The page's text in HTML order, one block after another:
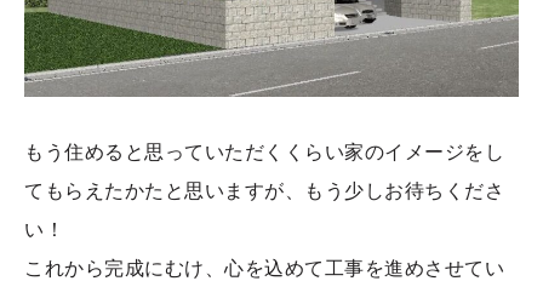
もう住めると思っていただくくらい家のイメージをし
てもらえたかたと思いますが、もう少しお待ちくださ
い！
これから完成にむけ、心を込めて工事を進めさせてい